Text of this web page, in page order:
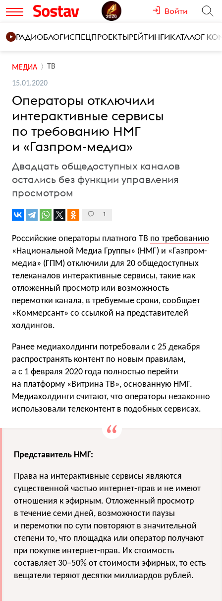
Войти
РАДИОБЛОГИСПЕЦПРОЕКТЫРЕЙТИНГИКАТАЛОГ
МЕДИА ТВ
15.01.2020
Операторы отключили
интерактивные сервисы
по требованию НМГ
и «Газпром-медиа»
Двадцать общедоступных каналов
остались без функции управления
просмотром
1
Российские операторы платного ТВ по требованию
«Национальной Медиа Группы» (НМГ) и «Газпром-
медиа» (ГПМ) отключили для 20 общедоступных
телеканалов интерактивные сервисы, такие как
отложенный просмотр или возможность
перемотки канала, в требуемые сроки, сообщает
«Коммерсант» со ссылкой на представителей
холдингов.
Ранее медиахолдинги потребовали с 25 декабря
распространять контент по новым правилам,
а с 1 февраля 2020 года полностью перейти
на платформу «Витрина ТВ», основанную НМГ.
Медиахолдинги считают, что операторы незаконно
использовали телеконтент в подобных сервисах.
Представитель НМГ:
Права на интерактивные сервисы являются
существенной частью интернет-прав и не имеют
отношения к эфирным. Отложенный просмотр
в течение семи дней, возможности паузы
и перемотки по сути повторяют в значительной
степени то, что площадка или оператор получают
при покупке интернет-прав. Их стоимость
составляет 30−50% от стоимости эфирных, то есть
вещатели теряют десятки миллиардов рублей.